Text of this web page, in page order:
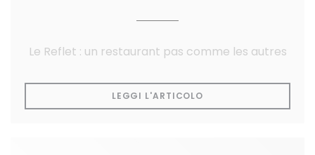
Le Reflet : un restaurant pas comme les autres
LEGGI L'ARTICOLO